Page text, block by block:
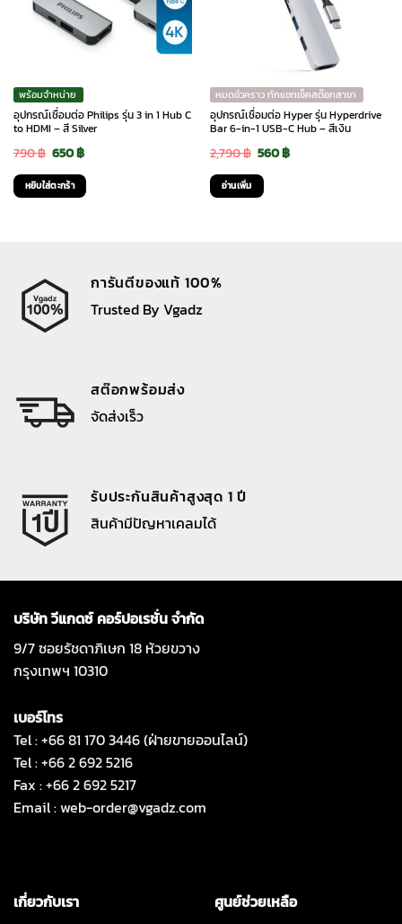
พร้อมจำหน่าย
อุปกรณ์เชื่อมต่อ Philips รุ่น 3 in 1 Hub C
to HDMI – สี Silver
790฿ Original
price
was:
650฿Current
price
is:
หยิบใส่ตะกร้า
หมดชั่วคราว ทักแชทเช็คสต๊อกสาขา
อุปกรณ์เชื่อมต่อ Hyper รุ่น Hyperdrive
Bar 6-in-1 USB-C Hub – สีเงิน
2,790฿ Original
price
was:
560฿Current
อ่านเพิ่ม
การันตีของแท้ 100%
Trusted By Vgadz
สต๊อกพร้อมส่ง
จัดส่งเร็ว
รับประกันสินค้าสูงสุด 1 ปี
สินค้ามีปัญหาเคลมได้
บริษัท วีแกดซ์ คอร์ปอเรชั่น จำกัด
9/7 ซอยรัชดาภิเษก 18 ห้วยขวาง
กรุงเทพฯ 10310
เบอร์โทร
Tel : +66 81 170 3446 (ฝ่ายขายออนไลน์)
Tel : +66 2 692 5216
Fax : +66 2 692 5217
Email :web-order@vgadz.com
เกี่ยวกับเรา
ศูนย์ช่วยเหลือ